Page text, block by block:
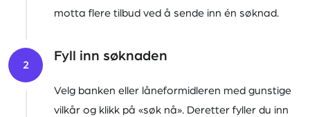
motta flere tilbud ved å sende inn én søknad.
2
Fyll inn søknaden
Velg banken eller låneformidleren med gunstige
vilkår og klikk på «søk nå». Deretter fyller du inn